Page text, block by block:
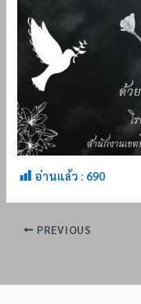
อ่านแล้ว : 690
PREVIOUS